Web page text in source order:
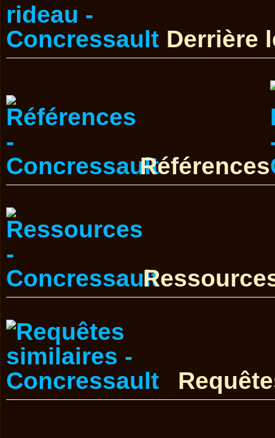
Derrière
Références